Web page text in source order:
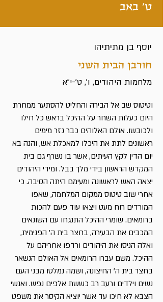
ט' באב
יוסף בן מתיתיהו
חורבן הבית השני
מלחמות היהודים, ו', ט'-י"א
וטיטוס שב אל הבירה והחליט להסתער ממחרת
היום כעלות השחר על ההיכל בראש כל חילו
ולכובשו. אולם האלוהים כבר גזר מימים
ראשונים לתת את היכלו למאכלת אש, והנה בא
יום הדין לקץ העיתים, אשר בו נשרף גם בית
המקדש הראשון בידי מלך בבל. ומידי היהודים
יצאה האש לראשונה ומעימם היתה הסיבה. כי
אחרי שוב טיטוס ממקום המלחמה, שאפו
המורדים רוח מעט ויצאו עוד פעם להכות
ברומאים. שומרי ההיכל התנגחו עם השונאים
המכבים את הבעירה, בחצר בית ה' הפנימית,
ואלה הניסו את היהודים ורדפו אחריהם על
ההיכל. משם עברו הרומאים אל האולם הנשאר
בחצר בית ה' החיצונה, ושמה נמלטו מבני העם
נשים וילדים ורעב רב כששת אלפים נפש. ואנשי
הצבא לא חיכו עד אשר יוציא הקיסר את משפט